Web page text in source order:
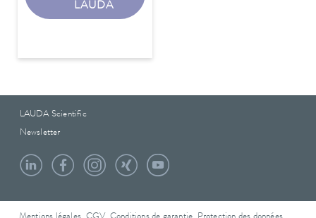
LAUDA
LAUDA Scientific
Newsletter